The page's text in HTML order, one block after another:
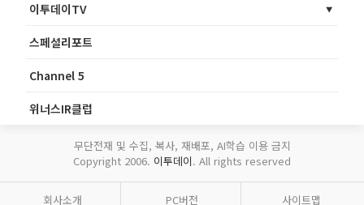
이투데이TV
스페셜리포트
Channel 5
위너스IR클럽
무단전재 및 수집, 복사, 재배포, AI학습 이용 금지
Copyright 2006. 이투데이. All rights reserved
회사소개 PC버전 사이트맵